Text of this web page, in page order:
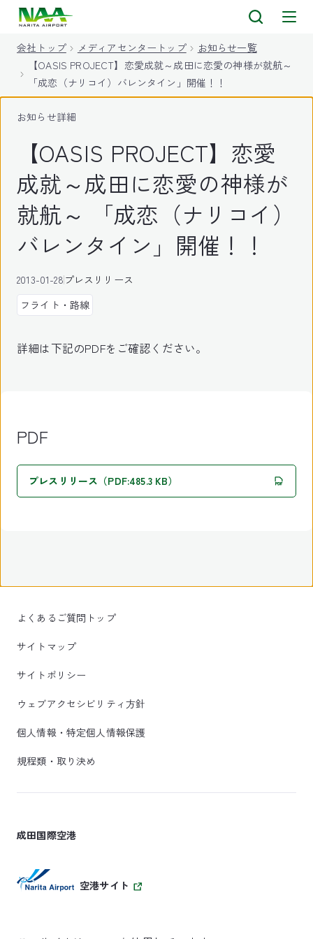
会社トップ メディアセンタートップ
お知らせ一覧
【OASIS PROJECT】恋愛成就～成田に恋愛の神様が就航～
「成恋（ナリコイ）バレンタイン」開催！！
お知らせ詳細
【OASIS PROJECT】恋愛
成就～成田に恋愛の神様が
就航～ 「成恋（ナリコイ）
バレンタイン」開催！！
2013-01-28プレスリリース
フライト・路線
詳細は下記のPDFをご確認ください。
PDF
プレスリリース（PDF:485.3 KB）
よくあるご質問トップ
サイトマップ
サイトポリシー
ウェブアクセシビリティ方針
個人情報・特定個人情報保護
規程類・取り決め
成田国際空港
空港サイト